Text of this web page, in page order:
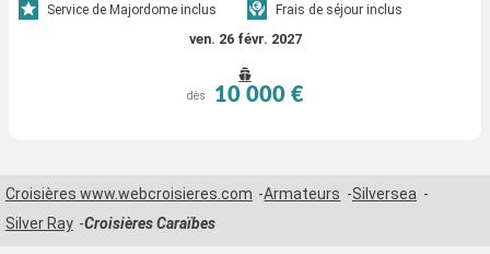
Service de Majordome inclus
Frais de séjour inclus
ven. 26 févr. 2027
dès 10 000 €
Croisières www.webcroisieres.com Armateurs
Silversea
Silver Ray
Croisières Caraïbes